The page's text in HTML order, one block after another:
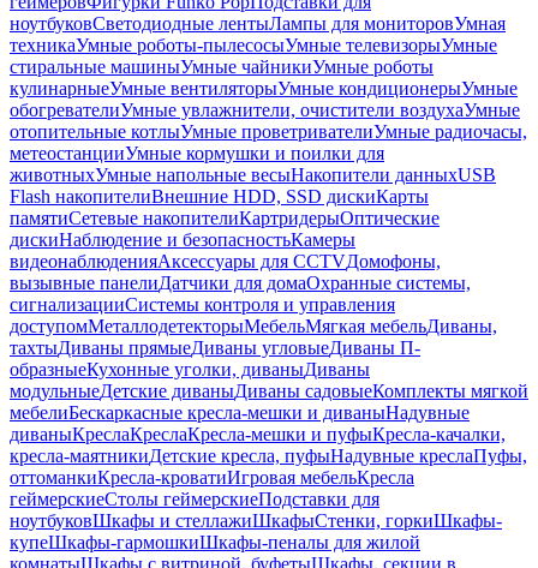
ноутбуковСветодиодные лентыЛампы для мониторовУмная
техникаУмные роботы-пылесосыУмные телевизорыУмные
стиральные машиныУмные чайникиУмные роботы
кулинарныеУмные вентиляторыУмные кондиционерыУмные
обогревателиУмные увлажнители, очистители воздухаУмные
отопительные котлыУмные проветривателиУмные радиочасы,
метеостанцииУмные кормушки и поилки для
животныхУмные напольные весыНакопители данныхUSB
Flash накопителиВнешние HDD, SSD дискиКарты
памятиСетевые накопителиКартридерыОптические
дискиНаблюдение и безопасностьКамеры
видеонаблюденияАксессуары для CCTVДомофоны,
вызывные панелиДатчики для домаОхранные системы,
сигнализацииСистемы контроля и управления
доступомМеталлодетекторыМебельМягкая мебельДиваны,
тахтыДиваны прямыеДиваны угловыеДиваны П-
образныеКухонные уголки, диваныДиваны
модульныеДетские диваныДиваны садовыеКомплекты мягкой
мебелиБескаркасные кресла-мешки и диваныНадувные
диваныКреслаКреслаКресла-мешки и пуфыКресла-качалки,
кресла-маятникиДетские кресла, пуфыНадувные креслаПуфы,
оттоманкиКресла-кроватиИгровая мебельКресла
геймерскиеСтолы геймерскиеПодставки для
ноутбуковШкафы и стеллажиШкафыСтенки, горкиШкафы-
купеШкафы-гармошкиШкафы-пеналы для жилой
комнатыШкафы с витриной, буфетыШкафы, секции в